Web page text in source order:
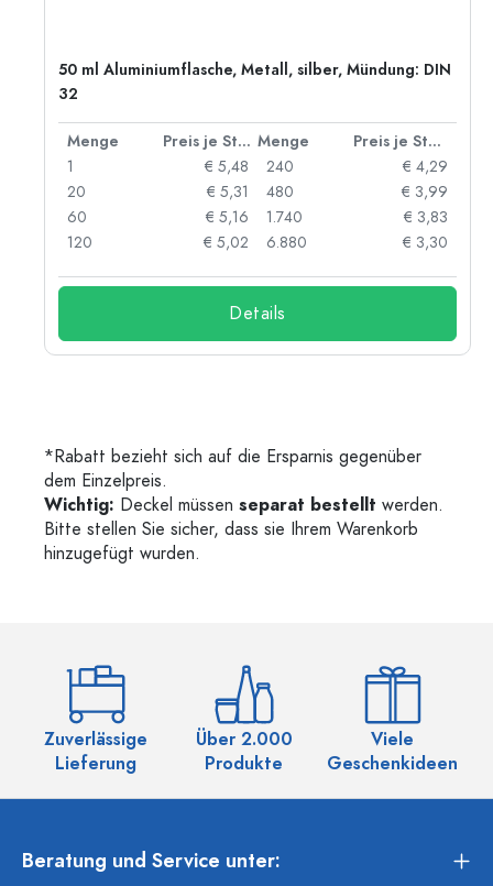
50 ml Aluminiumflasche, Metall, silber, Mündung: DIN
32
Menge Preis je Stück Menge
Preis je Stück
1
€ 5,48
20
€ 5,31
60
€ 5,16
120
€ 5,02
240
€ 4,29
480
€ 3,99
1.740
€ 3,83
6.880
€ 3,30
Details
*Rabatt bezieht sich auf die Ersparnis gegenüber
dem Einzelpreis.
Wichtig: Deckel müssen separat bestellt werden.
Bitte stellen Sie sicher, dass sie Ihrem Warenkorb
hinzugefügt wurden.
Zuverlässige
Lieferung
Über 2.000
Produkte
Viele
Geschenkideen
Beratung und Service unter: